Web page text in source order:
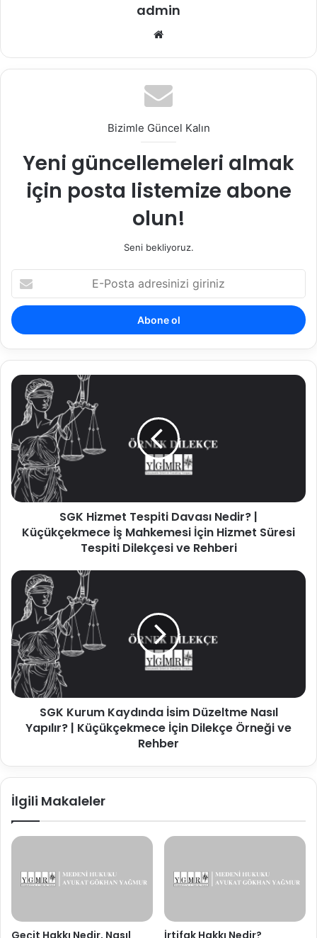
admin
Bizimle Güncel Kalın
Yeni güncellemeleri almak
için posta listemize abone
olun!
Seni bekliyoruz.
E-
Posta
adresinizi
giriniz
SGK
Hizmet
Tespiti
Davası
Nedir?
Küçükçekmece
İş
Mahkemesi
Hizmet
Dilekçesi
Rehberi
SGK Hizmet Tespiti Davası Nedir? |
Küçükçekmece İş Mahkemesi İçin Hizmet Süresi
Tespiti Dilekçesi ve Rehberi
SGK
Kurum
Kaydında
İsim
Düzeltme
Nasıl
Yapılır?
|
Küçükçekmece
Dilekçe
Rehber
SGK Kurum Kaydında İsim Düzeltme Nasıl
Yapılır? | Küçükçekmece İçin Dilekçe Örneği ve
Rehber
İlgili Makaleler